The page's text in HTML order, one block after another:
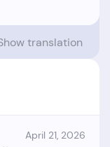
translation
April 21, 2026